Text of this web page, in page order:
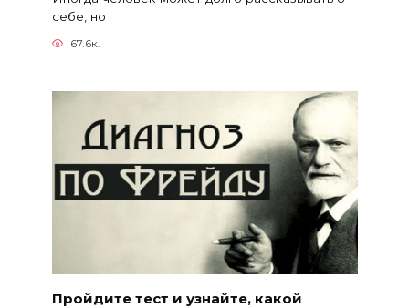
себе, но
67.6к.
Пройдите тест и узнайте, какой